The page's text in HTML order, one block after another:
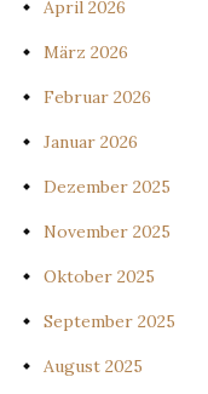
April 2026
März 2026
Februar 2026
Januar 2026
Dezember 2025
November 2025
Oktober 2025
September 2025
August 2025